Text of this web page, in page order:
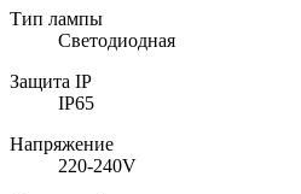
Тип лампы
Светодиодная
Защита IP
IP65
Напряжение
220-240V